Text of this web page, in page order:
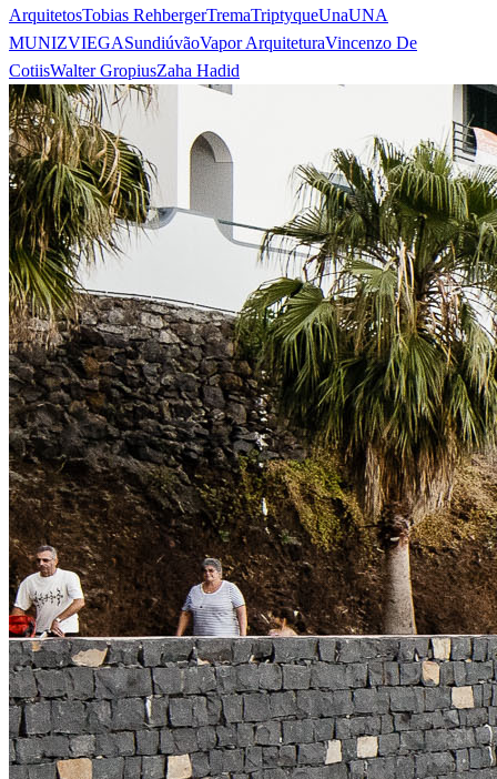
ArquitetosTobias RehbergerTremaTriptyqueUnaUNA
MUNIZVIEGASundiúvãoVapor ArquiteturaVincenzo De
CotiisWalter GropiusZaha Hadid